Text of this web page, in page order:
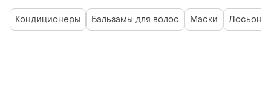
Кондиционеры Бальзамы для волос Маски Лосьоны